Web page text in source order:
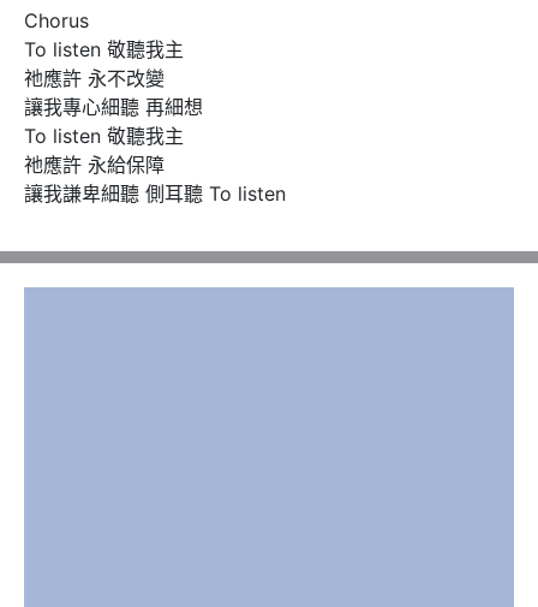
Chorus
To listen 敬聽我主
祂應許 永不改變
讓我專心細聽 再細想
To listen 敬聽我主
祂應許 永給保障
讓我謙卑細聽 側耳聽 To listen